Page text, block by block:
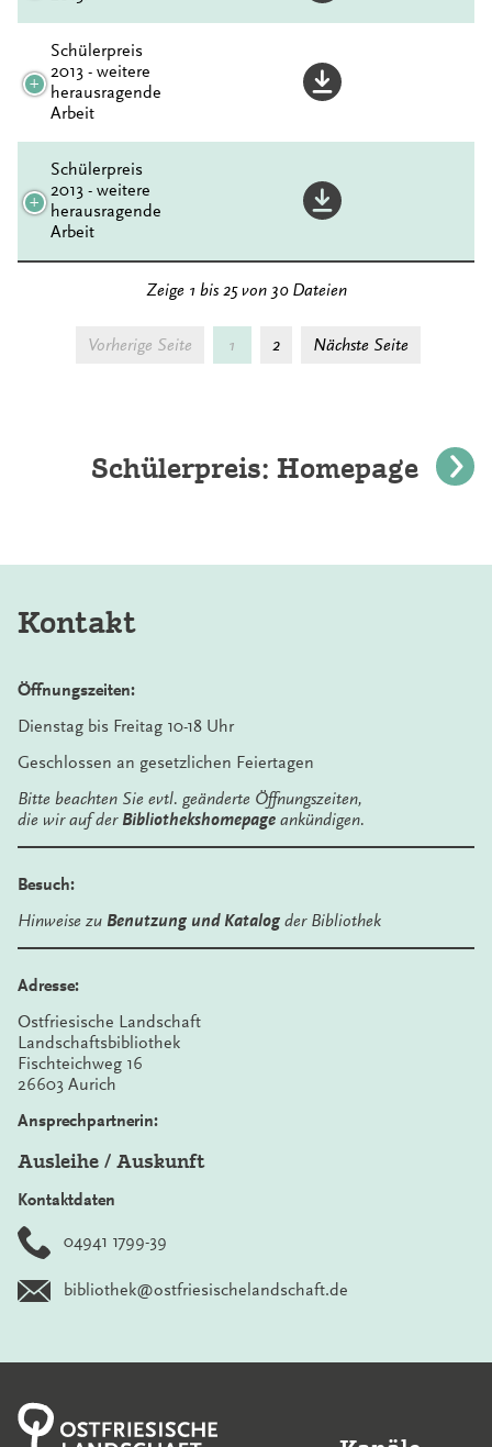
Schülerpreis
2013 - weitere
herausragende
Arbeit
Schülerpreis
2013 - weitere
herausragende
Arbeit
Zeige 1 bis 25 von 30 Dateien
Vorherige Seite 1 2 Nächste Seite
Schülerpreis: Homepage
Kontakt
Öffnungszeiten:
Dienstag bis Freitag 10-18 Uhr
Geschlossen an gesetzlichen Feiertagen
Bitte beachten Sie evtl. geänderte Öffnungszeiten,
die wir auf der Bibliothekshomepage ankündigen.
Besuch:
Hinweise zu Benutzung und Katalog der Bibliothek
Adresse:
Ostfriesische Landschaft
Landschaftsbibliothek
Fischteichweg 16
26603 Aurich
Ansprechpartnerin:
Ausleihe / Auskunft
Kontaktdaten
04941 1799-39
bibliothek@ostfriesischelandschaft.de